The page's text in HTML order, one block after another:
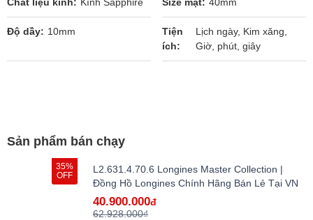
Độ dầy 10mm
Tiện
ích
Lịch ngày, Kim xăng,
Giờ, phút, giây
Sản phẩm bán chạy
35%
OFF
L2.631.4.70.6 Longines Master Collection |
Đồng Hồ Longines Chính Hãng Bán Lẻ Tại VN
40.900.000đ
62.928.000₫